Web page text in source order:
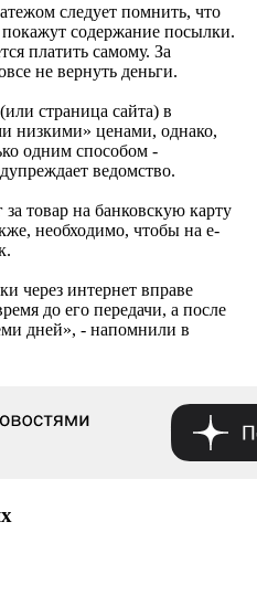
следует помнить, что
содержание посылки.
платить самому. За
не вернуть деньги.
страница сайта) в
низкими» ценами, однако,
одним способом -
ведомство.
товар на банковскую карту
необходимо, чтобы на е-
через интернет вправе
до его передачи, а после
дней», - напомнили в